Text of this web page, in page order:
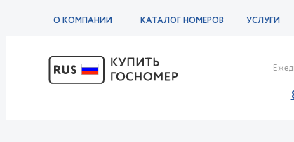
О КОМПАНИИ КАТАЛОГ НОМЕРОВ УСЛУГИ